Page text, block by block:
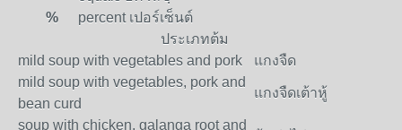
%
percent เปอร์เซ็นต์
ประเภทต้ม
mild soup with vegetables and pork
แกงจืด
mild soup with vegetables, pork and
bean curd
แกงจืดเต้าหู้
soup with chicken, galanga root and